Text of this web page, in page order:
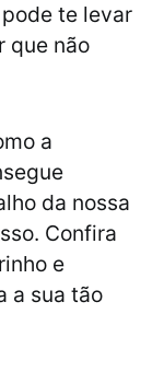
te levar
que não
a
da nossa
Confira
e
a sua tão